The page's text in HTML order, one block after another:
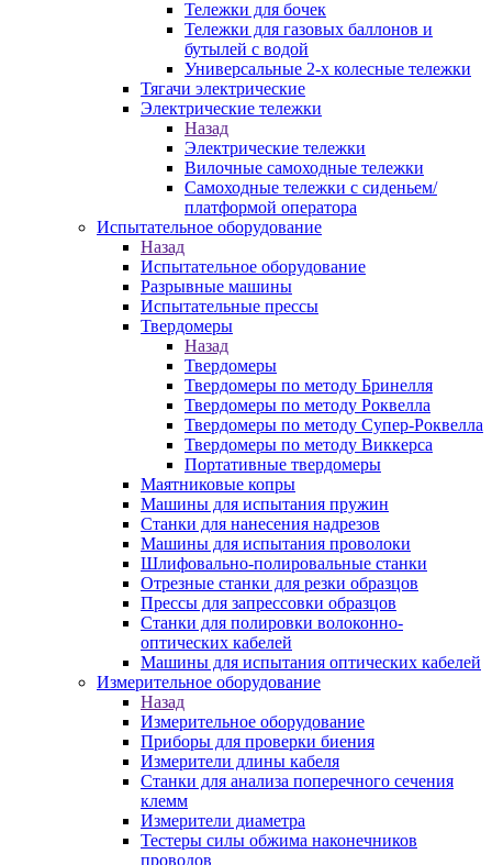
Тележки для бочек
Тележки для газовых баллонов и
бутылей с водой
Универсальные 2-х колесные тележки
Тягачи электрические
Электрические тележки
Назад
Электрические тележки
Вилочные самоходные тележки
Самоходные тележки с сиденьем/
платформой оператора
Испытательное оборудование
Назад
Испытательное оборудование
Разрывные машины
Испытательные прессы
Твердомеры
Назад
Твердомеры
Твердомеры по методу Бринелля
Твердомеры по методу Роквелла
Твердомеры по методу Супер-Роквелла
Твердомеры по методу Виккерса
Портативные твердомеры
Маятниковые копры
Машины для испытания пружин
Станки для нанесения надрезов
Машины для испытания проволоки
Шлифовально-полировальные станки
Отрезные станки для резки образцов
Прессы для запрессовки образцов
Станки для полировки волоконно-
оптических кабелей
Машины для испытания оптических кабелей
Измерительное оборудование
Назад
Измерительное оборудование
Приборы для проверки биения
Измерители длины кабеля
Станки для анализа поперечного сечения
клемм
Измерители диаметра
Тестеры силы обжима наконечников
проводов